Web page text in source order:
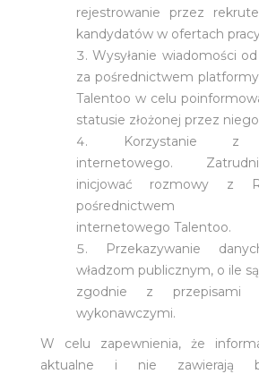
rejestrowanie przez
kandydatów w ofertach
Wysyłanie wiadomości
za pośrednictwem
Talentoo w celu
statusie złożonej przez
Korzystanie z
internetowego.
inicjować rozmowy z
pośrednictwem
internetowego Talentoo.
Przekazywanie
władzom publicznym, o ile
zgodnie z przepisami
wykonawczymi.
W celu zapewnienia, że
aktualne i nie zawierają